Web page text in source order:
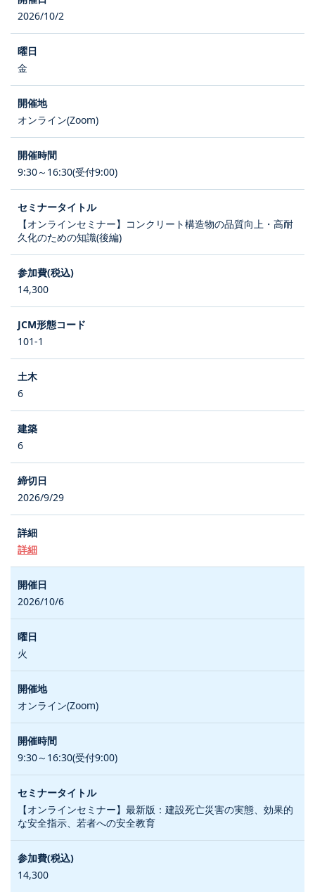
2026/10/2
金
オンライン(Zoom)
9:30～16:30(受付9:00)
【オンラインセミナー】コンクリート構造物の品質向上・高耐
久化のための知識(後編)
14,300
101-1
6
6
2026/9/29
詳細
2026/10/6
火
オンライン(Zoom)
9:30～16:30(受付9:00)
【オンラインセミナー】最新版：建設死亡災害の実態、効果的
な安全指示、若者への安全教育
14,300